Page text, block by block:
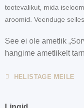
tootevalikut, mida
aroomid. Veenduge
See ei ole ametlik
hangime ametlikelt
HELISTAGE MEILE